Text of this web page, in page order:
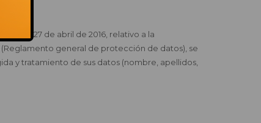
de 27 de abril de 2016, relativo a la
general de protección de datos), se
y tratamiento de sus datos (nombre, apellidos,